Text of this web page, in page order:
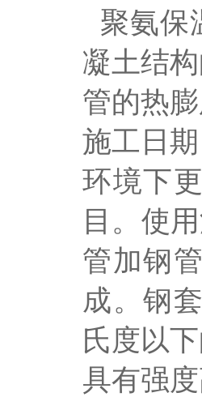
聚氨保
凝土结
管的热
施工日
环境下
目。使
管加钢
成。钢
氏度以
具有强